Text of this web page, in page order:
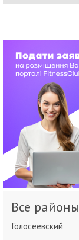
Все районы
Голосеевский